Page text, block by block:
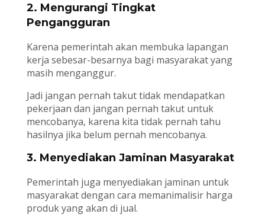
2. Mengurangi Tingkat
Pengangguran
Karena pemerintah akan membuka lapangan
kerja sebesar-besarnya bagi masyarakat yang
masih menganggur.
Jadi jangan pernah takut tidak mendapatkan
pekerjaan dan jangan pernah takut untuk
mencobanya, karena kita tidak pernah tahu
hasilnya jika belum pernah mencobanya.
3. Menyediakan Jaminan Masyarakat
Pemerintah juga menyediakan jaminan untuk
masyarakat dengan cara memanimalisir harga
produk yang akan di jual.